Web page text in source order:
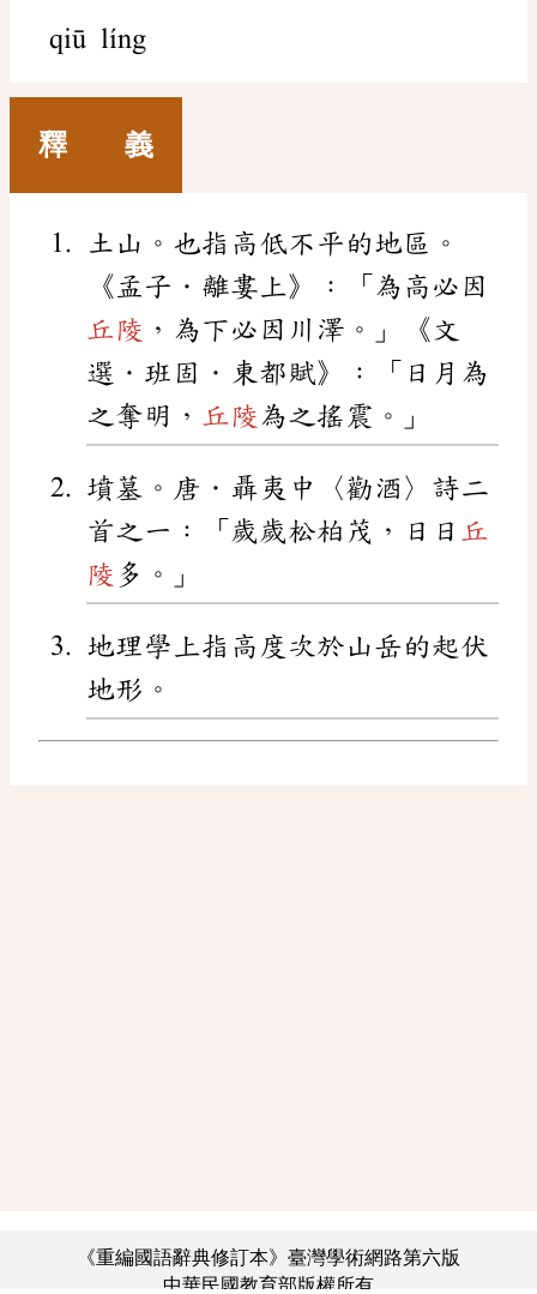
qiū líng
釋 義
土山。也指高低不平的地區。
《孟子．離婁上》：「為高必因
丘陵 ，為下必因川澤。」《文
選．班固．東都賦》：「日月為
之奪明， 丘陵為之搖震。」
墳墓。唐．聶夷中〈勸酒〉詩二
首之一：「歲歲松柏茂，日日 丘
陵 多。」
地理學上指高度次於山岳的起伏
地形。
《重編國語辭典修訂本》臺灣學術網路第六版
中華民國教育部版權所有